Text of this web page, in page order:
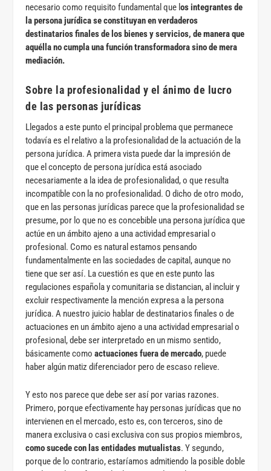
necesario como requisito fundamental que los integrantes de
la persona jurídica se constituyan en verdaderos
destinatarios finales de los bienes y servicios, de manera que
aquélla no cumpla una función transformadora sino de mera
mediación.
Sobre la profesionalidad y el ánimo de lucro
de las personas jurídicas
Llegados a este punto el principal problema que permanece
todavía es el relativo a la profesionalidad de la actuación de la
persona jurídica. A primera vista puede dar la impresión de
que el concepto de persona jurídica está asociado
necesariamente a la idea de profesionalidad, o que resulta
incompatible con la no profesionalidad. O dicho de otro modo,
que en las personas jurídicas parece que la profesionalidad se
presume, por lo que no es concebible una persona jurídica que
actúe en un ámbito ajeno a una actividad empresarial o
profesional. Como es natural estamos pensando
fundamentalmente en las sociedades de capital, aunque no
tiene que ser así. La cuestión es que en este punto las
regulaciones española y comunitaria se distancian, al incluir y
excluir respectivamente la mención expresa a la persona
jurídica. A nuestro juicio hablar de destinatarios finales o de
actuaciones en un ámbito ajeno a una actividad empresarial o
profesional, debe ser interpretado en un mismo sentido,
básicamente comoactuaciones fuera de mercado, puede
haber algún matiz diferenciador pero de escaso relieve.
Y esto nos parece que debe ser así por varias razones.
Primero, porque efectivamente hay personas jurídicas que no
intervienen en el mercado, esto es, con terceros, sino de
manera exclusiva o casi exclusiva con sus propios miembros,
como sucede con las entidades mutualistas. Y segundo,
porque de lo contrario, estaríamos admitiendo la posible doble